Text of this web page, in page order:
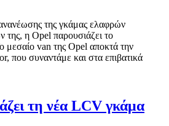
της γκάμας ελαφρών
της, η Opel παρουσιάζει το
van της Opel αποκτά την
που συναντάμε και στα επιβατικά
τη νέα LCV γκάμα